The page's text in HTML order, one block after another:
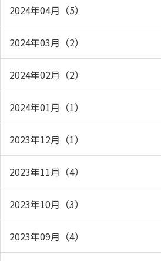
2024年04月（5）
2024年03月（2）
2024年02月（2）
2024年01月（1）
2023年12月（1）
2023年11月（4）
2023年10月（3）
2023年09月（4）